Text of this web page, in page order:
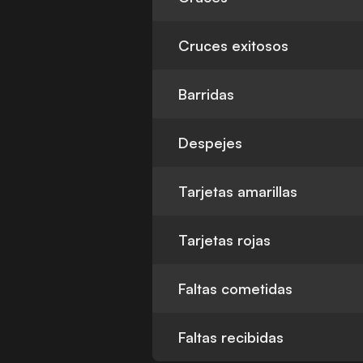
Cruces exitosos
Barridas
Despejes
Tarjetas amarillas
Tarjetas rojas
Faltas cometidas
Faltas recibidas